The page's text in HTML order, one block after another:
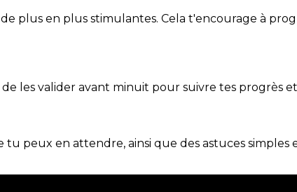
plus en plus stimulantes. Cela t'encourage à
les valider avant minuit pour suivre tes progrès
peux en attendre, ainsi que des astuces